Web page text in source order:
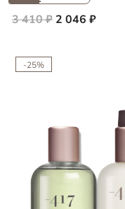
3 410 ₽ 2 046 ₽
-25%